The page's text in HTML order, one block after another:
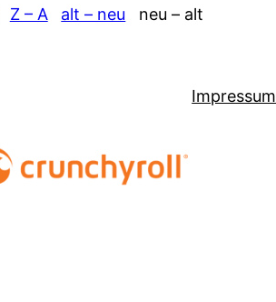
Z – A alt – neu
neu – alt
Impressum